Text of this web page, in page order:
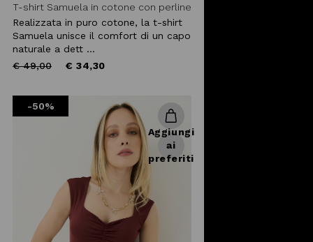
T-shirt Samuela in cotone con perline
Realizzata in puro cotone, la t-shirt
Samuela unisce il comfort di un capo
naturale a dett ...
Price
€ 49,00to € 34,30
-50%
Aggiungi
ai
preferiti